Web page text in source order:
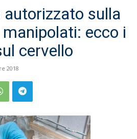
sulla
ecco i
cervello
2018